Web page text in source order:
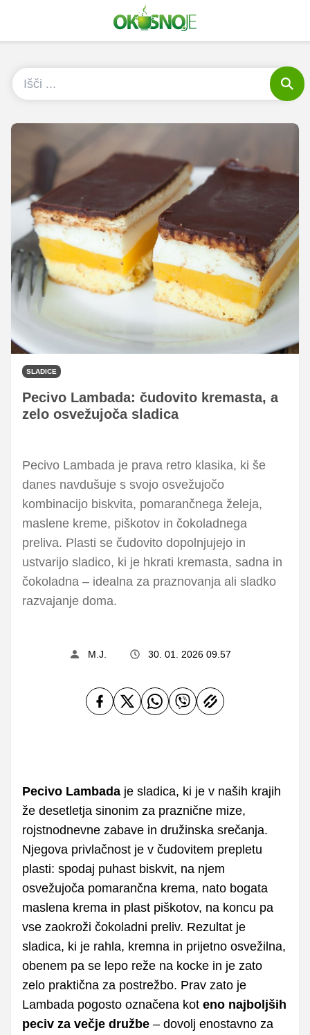
SLADICE
Pecivo Lambada: čudovito kremasta, a
zelo osvežujoča sladica
Pecivo Lambada je prava retro klasika, ki še
danes navdušuje s svojo osvežujočo
kombinacijo biskvita, pomarančnega želeja,
maslene kreme, piškotov in čokoladnega
preliva. Plasti se čudovito dopolnjujejo in
ustvarijo sladico, ki je hkrati kremasta, sadna in
čokoladna – idealna za praznovanja ali sladko
razvajanje doma.
M.J. 30. 01. 2026 09.57
Pecivo Lambada je sladica, ki je v naših krajih
že desetletja sinonim za praznične mize,
rojstnodnevne zabave in družinska srečanja.
Njegova privlačnost je v čudovitem prepletu
plasti: spodaj puhast biskvit, na njem
osvežujoča pomarančna krema, nato bogata
maslena krema in plast piškotov, na koncu pa
vse zaokroži čokoladni preliv. Rezultat je
sladica, ki je rahla, kremna in prijetno osvežilna,
obenem pa se lepo reže na kocke in je zato
zelo praktična za postrežbo. Prav zato je
Lambada pogosto označena kot eno najboljših
peciv za večje družbe – dovolj enostavno za